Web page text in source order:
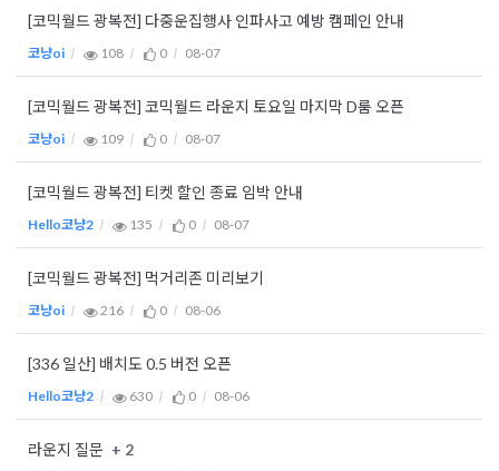
[코믹월드 광복전] 다중운집행사 인파사고 예방 캠페인 안내
코냥oi 108 0 08-07
[코믹월드 광복전] 코믹월드 라운지 토요일 마지막 D룸 오픈
코냥oi 109 0 08-07
[코믹월드 광복전] 티켓 할인 종료 임박 안내
Hello코냥2 135 0 08-07
[코믹월드 광복전] 먹거리존 미리보기
코냥oi 216 0 08-06
[336 일산] 배치도 0.5 버전 오픈
Hello코냥2 630 0 08-06
라운지 질문 + 2